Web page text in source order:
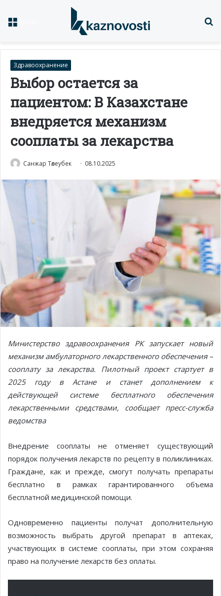
Здравоохранение
Выбор остается за
пациентом: В Казахстане
внедряется механизм
сооплаты за лекарства
Санжар Төлеубек 08.10.2025
Министерство здравоохранения РК запускает новый
механизм амбулаторного лекарственного обеспечения –
сооплату за лекарства. Пилотный проект стартует в
2025 году в Астане и станет дополнением к
действующей системе бесплатного обеспечения
лекарственными средствами, сообщает пресс-служба
ведомства
Внедрение сооплаты не отменяет существующий
порядок получения лекарств по рецепту в поликлиниках.
Граждане, как и прежде, смогут получать препараты
бесплатно в рамках гарантированного объема
бесплатной медицинской помощи.
Одновременно пациенты получат дополнительную
возможность выбрать другой препарат в аптеках,
участвующих в системе сооплаты, при этом сохраняя
право на получение лекарств без оплаты.